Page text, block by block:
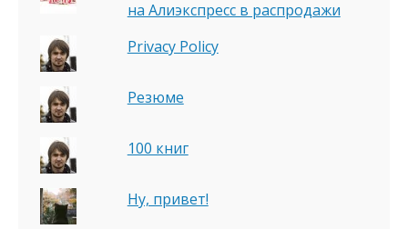
на Алиэкспресс в распродажи
Privacy Policy
Резюме
100 книг
Ну, привет!